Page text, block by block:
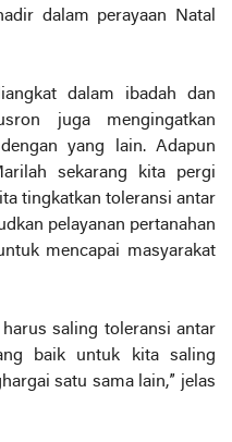
dalam perayaan Natal
dalam ibadah dan
juga mengingatkan
yang lain. Adapun
sekarang kita pergi
tingkatkan toleransi antar
pelayanan pertanahan
mencapai masyarakat
saling toleransi antar
baik untuk kita saling
satu sama lain,” jelas